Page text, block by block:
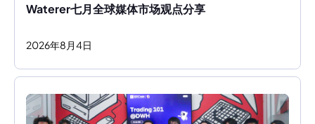
Waterer七月全球媒体市场观点分享
2026年8 月4日